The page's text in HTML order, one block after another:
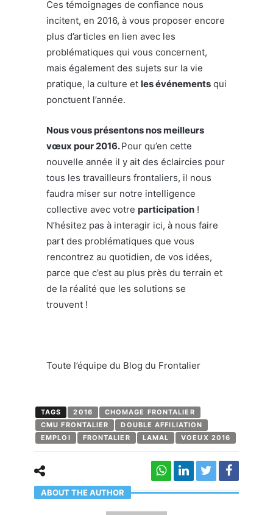
Ces témoignages de confiance nous
incitent, en 2016, à vous proposer encore
plus d’articles en lien avec les
problématiques qui vous concernent,
mais également des sujets sur la vie
pratique, la culture et les événements qui
ponctuent l’année.
Nous vous présentons nos meilleurs
vœux pour 2016.Pour qu’en cette
nouvelle année il y ait des éclaircies pour
tous les travailleurs frontaliers, il nous
faudra miser sur notre intelligence
collective avec votre participation !
N’hésitez pas à interagir ici, à nous faire
part des problématiques que vous
rencontrez au quotidien, de vos idées,
parce que c’est au plus près du terrain et
de la réalité que les solutions se
trouvent !
Toute l’équipe du Blog du Frontalier
TAGS 2016
CHOMAGE FRONTALIER
CMU FRONTALIER
DOUBLE AFFILIATION
EMPLOI
FRONTALIER LAMAL VOEUX 2016
ABOUT THE AUTHOR